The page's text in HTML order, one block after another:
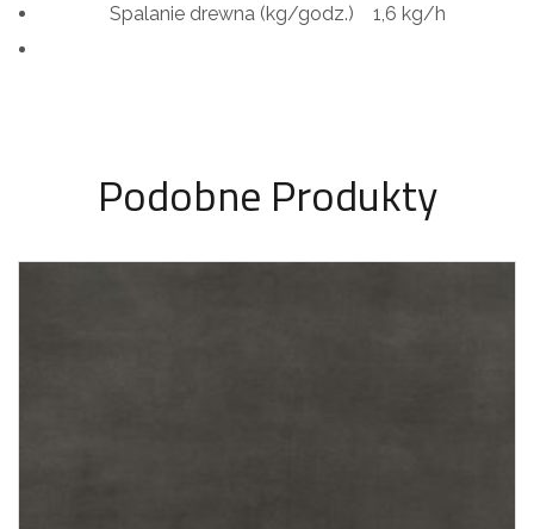
Spalanie drewna (kg/godz.) 1,6 kg/h
Podobne Produkty